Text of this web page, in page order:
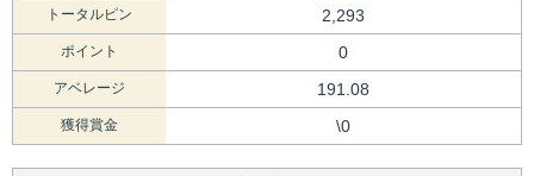
トータルピン 2,293
ポイント 0
アベレージ 191.08
獲得賞金 \0